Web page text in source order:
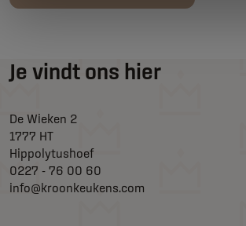
Je vindt ons hier
De Wieken 2
1777 HT
Hippolytushoef
0227 - 76 00 60
info@kroonkeukens.com